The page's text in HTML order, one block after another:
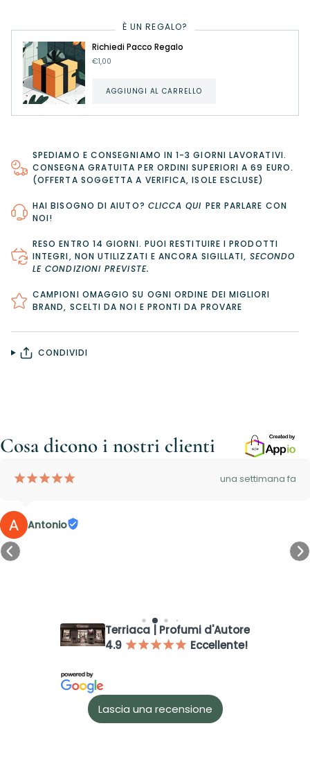
È UN REGALO?
Richiedi Pacco Regalo
€1,00
AGGIUNGI AL CARRELLO
SPEDIAMO E CONSEGNIAMO IN 1-3 GIORNI LAVORATIVI.
CONSEGNA GRATUITA PER ORDINI SUPERIORI A 69 EURO.
(OFFERTA SOGGETTA A VERIFICA, ISOLE ESCLUSE)
HAI BISOGNO DI AIUTO? CLICCA QUI PER PARLARE CON
NOI!
RESO ENTRO 14 GIORNI. PUOI RESTITUIRE I PRODOTTI
INTEGRI, NON UTILIZZATI E ANCORA SIGILLATI, SECONDO
LE CONDIZIONI PREVISTE.
CAMPIONI OMAGGIO SU OGNI ORDINE DEI MIGLIORI
BRAND, SCELTI DA NOI E PRONTI DA PROVARE
CONDIVIDI
Cosa dicono i nostri clienti
¡¡¡¡¡ una settimana fa
Antonio
Terriaca | Profumi d'Autore
4.9 ¡¡¡¡¡ Eccellente!
Lascia una recensione
Accesso richiesto
Accedi al tuo account per aggiungere prodotti alla tua lista